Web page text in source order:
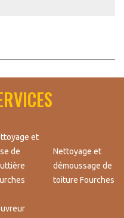
et
de
Nettoyage et
démoussage de
toiture Fourches